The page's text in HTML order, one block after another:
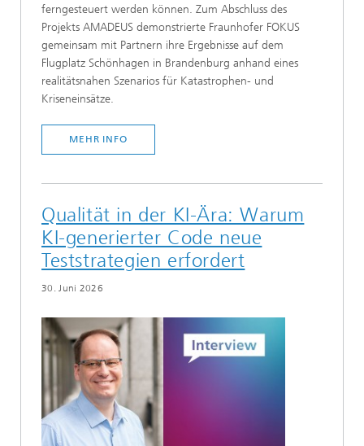
ferngesteuert werden können. Zum Abschluss des
Projekts AMADEUS demonstrierte Fraunhofer FOKUS
gemeinsam mit Partnern ihre Ergebnisse auf dem
Flugplatz Schönhagen in Brandenburg anhand eines
realitätsnahen Szenarios für Katastrophen- und
Kriseneinsätze.
MEHR INFO
Qualität in der KI-Ära: Warum
KI-generierter Code neue
Teststrategien erfordert
30. Juni 2026